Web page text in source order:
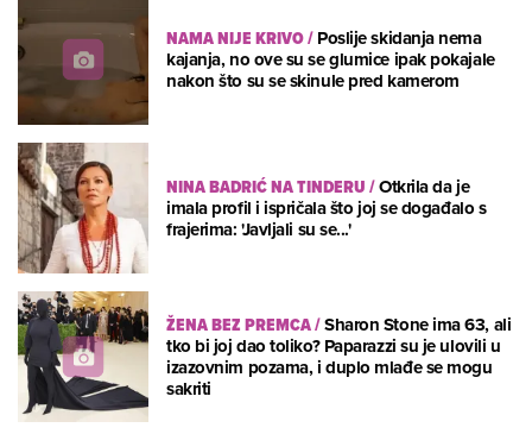
NAMA NIJE KRIVO/Poslije skidanja nema
kajanja, no ove su se glumice ipak pokajale
nakon što su se skinule pred kamerom
NINA BADRIĆ NA TINDERU/Otkrila da je
imala profil i ispričala što joj se događalo s
frajerima: 'Javljali su se...'
ŽENA BEZ PREMCA/Sharon Stone ima 63, ali
tko bi joj dao toliko? Paparazzi su je ulovili u
izazovnim pozama, i duplo mlađe se mogu
sakriti